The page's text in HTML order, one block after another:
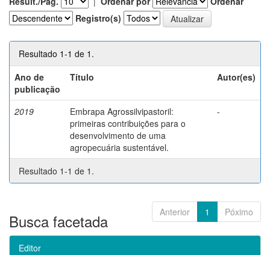
Registro(s)
Resultado 1-1 de 1.
Ano de
publicação
Título Autor(es)
2019
Embrapa Agrossilvipastoril:
primeiras contribuições para o
desenvolvimento de uma
agropecuária sustentável.
-
Resultado 1-1 de 1.
Anterior 1 Póximo
Busca facetada
Editor